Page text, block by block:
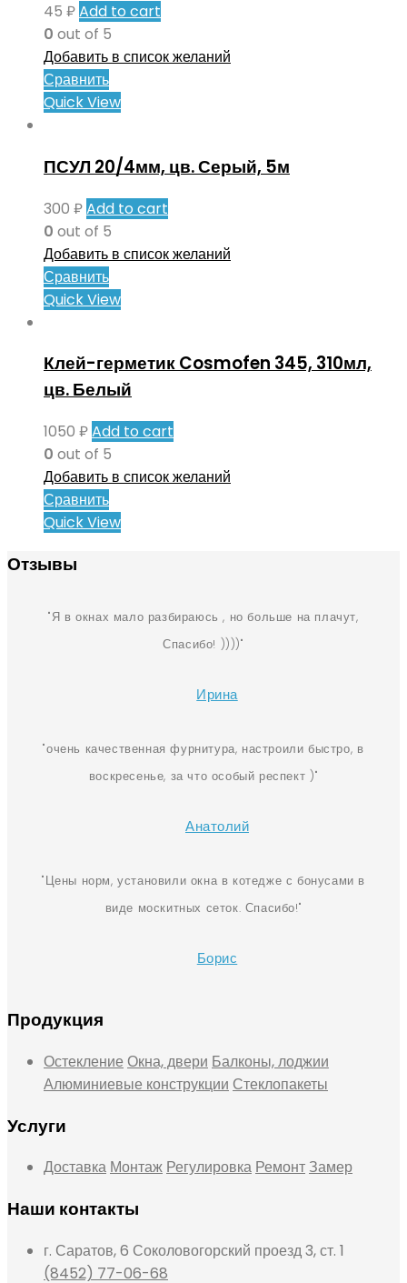
45 ₽Add to cart
0 out of 5
Добавить в список желаний
Сравнить
Quick View
ПСУЛ 20/4мм, цв. Серый, 5м
300 ₽Add to cart
0 out of 5
Добавить в список желаний
Сравнить
Quick View
Клей-герметик Cosmofen 345, 310мл,
цв. Белый
1050 ₽Add to cart
0 out of 5
Добавить в список желаний
Сравнить
Quick View
Отзывы
Я в окнах мало разбираюсь , но больше на плачут,
Спасибо! ))))
Ирина
очень качественная фурнитура, настроили быстро, в
воскресенье, за что особый респект )
Анатолий
Цены норм, установили окна в котедже с бонусами в
виде москитных сеток. Спасибо!
Борис
Продукция
Остекление Окна, двери Балконы, лоджии
Алюминиевые конструкции Стеклопакеты
Услуги
Доставка Монтаж Регулировка Ремонт Замер
Наши контакты
г. Саратов, 6 Соколовогорский проезд 3, ст. 1
(8452) 77-06-68